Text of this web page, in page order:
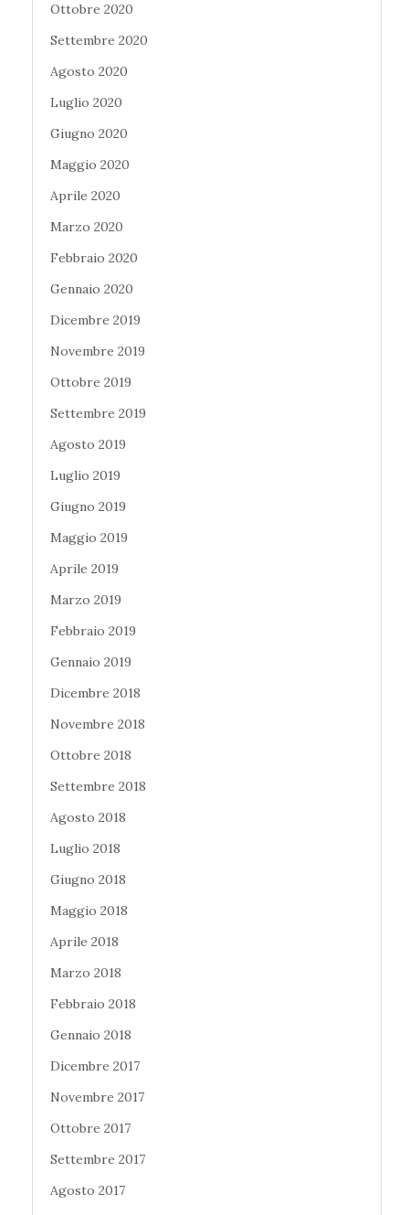
Ottobre 2020
Settembre 2020
Agosto 2020
Luglio 2020
Giugno 2020
Maggio 2020
Aprile 2020
Marzo 2020
Febbraio 2020
Gennaio 2020
Dicembre 2019
Novembre 2019
Ottobre 2019
Settembre 2019
Agosto 2019
Luglio 2019
Giugno 2019
Maggio 2019
Aprile 2019
Marzo 2019
Febbraio 2019
Gennaio 2019
Dicembre 2018
Novembre 2018
Ottobre 2018
Settembre 2018
Agosto 2018
Luglio 2018
Giugno 2018
Maggio 2018
Aprile 2018
Marzo 2018
Febbraio 2018
Gennaio 2018
Dicembre 2017
Novembre 2017
Ottobre 2017
Settembre 2017
Agosto 2017